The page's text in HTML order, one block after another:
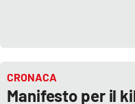
Lactv.it
CRONACA
Manifesto per il